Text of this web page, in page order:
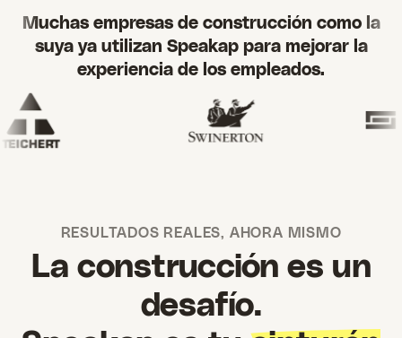
Muchas empresas de construcción como la
suya ya utilizan Speakap para mejorar la
experiencia de los empleados.
RESULTADOS REALES, AHORA MISMO
La construcción es un
desafío.